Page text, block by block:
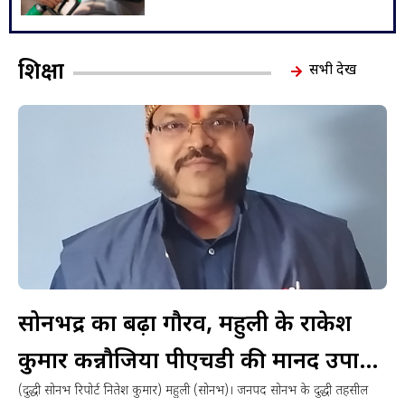
शिक्षा सभी देखें
सोनभद्र का बढ़ा गौरव, महुली के राकेश
कुमार कन्नौजिया पीएचडी की मानद उपाधि
(दुद्धी सोनभद्र रिपोर्ट नितेश कुमार) महुली (सोनभद्र)। जनपद सोनभद्र के दुद्धी तहसील